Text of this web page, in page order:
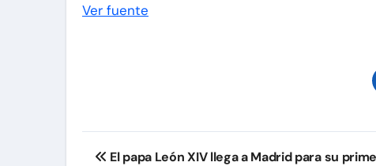
Ver fuente
Navegación
El papa León XIV llega a Madrid para su